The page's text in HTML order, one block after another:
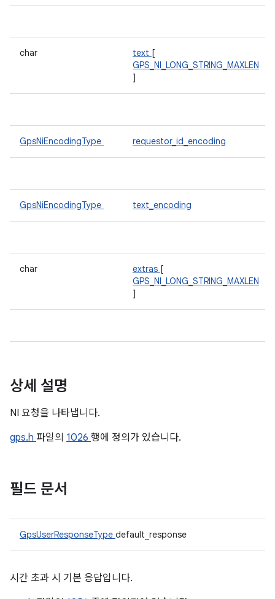
char text [
GPS_NI_LONG_STRING_MAXLEN
]
GpsNiEncodingType requestor_id_encoding
GpsNiEncodingType text_encoding
char extras [
GPS_NI_LONG_STRING_MAXLEN
]
상세 설명
NI 요청을 나타냅니다.
gps.h 파일의 1026 행에 정의가 있습니다.
필드 문서
GpsUserResponseType default_response
시간 초과 시 기본 응답입니다.